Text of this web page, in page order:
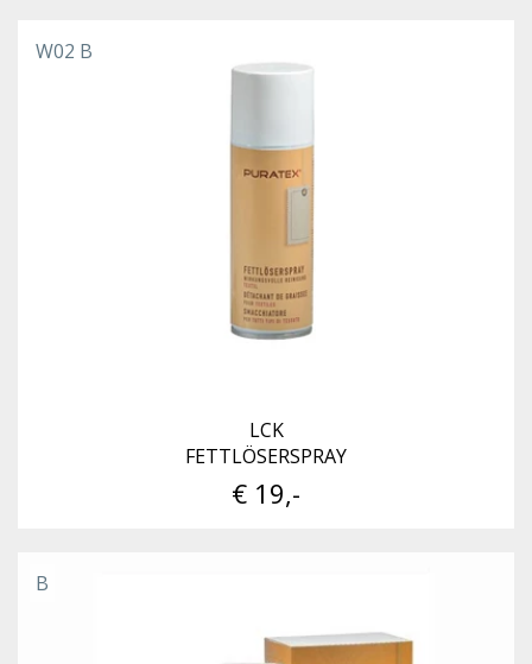
W02 B
LCK
FETTLÖSERSPRAY
€ 19,-
B